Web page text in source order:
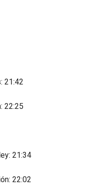
21:42
22:25
21:34
22:02